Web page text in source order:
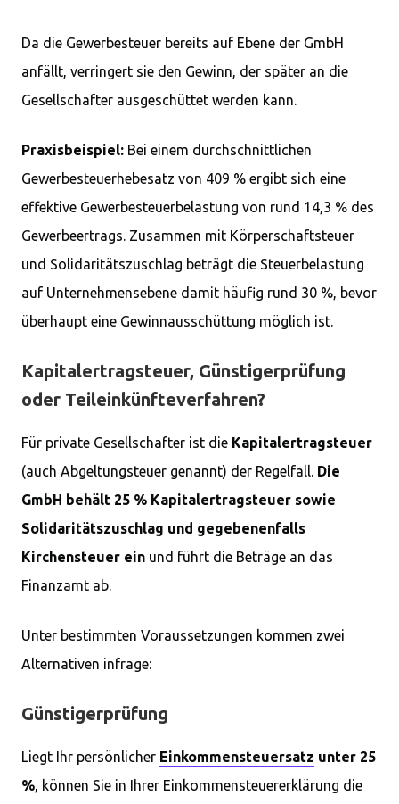
Da die Gewerbesteuer bereits auf Ebene der GmbH
anfällt, verringert sie den Gewinn, der später an die
Gesellschafter ausgeschüttet werden kann.
Praxisbeispiel: Bei einem durchschnittlichen
Gewerbesteuerhebesatz von 409 % ergibt sich eine
effektive Gewerbesteuerbelastung von rund 14,3 % des
Gewerbeertrags. Zusammen mit Körperschaftsteuer
und Solidaritätszuschlag beträgt die Steuerbelastung
auf Unternehmensebene damit häufig rund 30 %, bevor
überhaupt eine Gewinnausschüttung möglich ist.
Kapitalertragsteuer, Günstigerprüfung
oder Teileinkünfteverfahren?
Für private Gesellschafter ist die Kapitalertragsteuer
(auch Abgeltungsteuer genannt) der Regelfall. Die
GmbH behält 25 % Kapitalertragsteuer sowie
Solidaritätszuschlag und gegebenenfalls
Kirchensteuer ein und führt die Beträge an das
Finanzamt ab.
Unter bestimmten Voraussetzungen kommen zwei
Alternativen infrage:
Günstigerprüfung
Liegt Ihr persönlicher Einkommensteuersatz unter 25
%, können Sie in Ihrer Einkommensteuererklärung die